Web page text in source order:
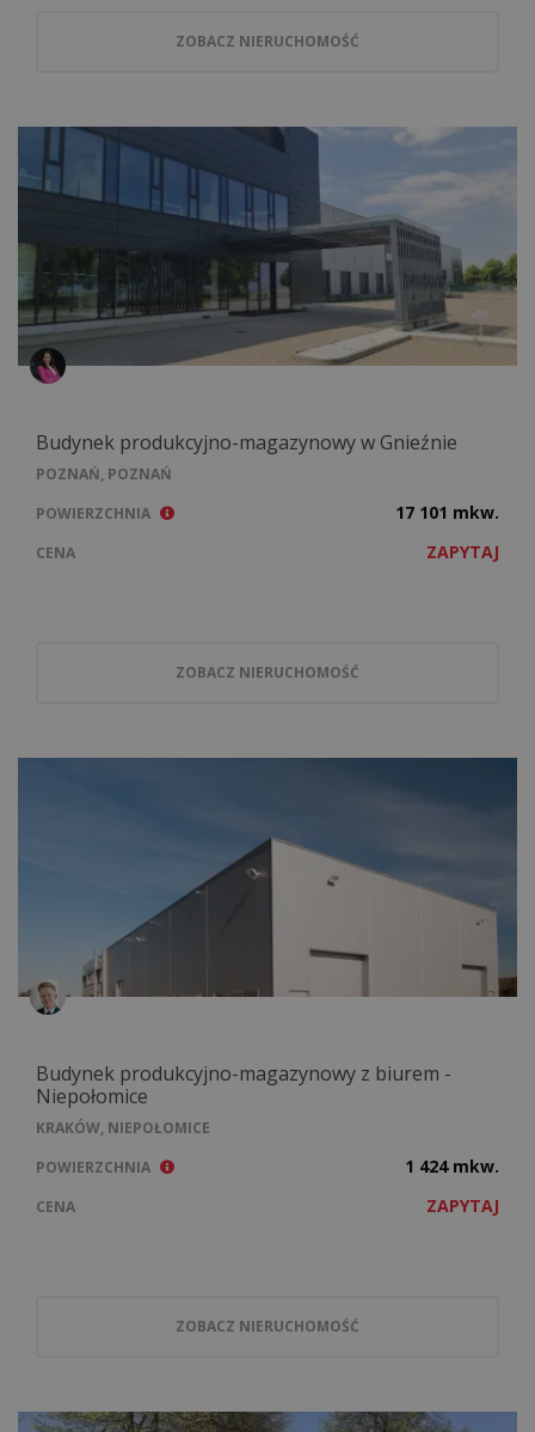
ZOBACZ NIERUCHOMOŚĆ
Budynek produkcyjno-magazynowy w Gnieźnie
POZNAŃ, POZNAŃ
POWIERZCHNIA
17 101 mkw.
CENA ZAPYTAJ
ZOBACZ NIERUCHOMOŚĆ
Budynek produkcyjno-magazynowy z biurem -
Niepołomice
KRAKÓW, NIEPOŁOMICE
POWIERZCHNIA
1 424 mkw.
CENA ZAPYTAJ
ZOBACZ NIERUCHOMOŚĆ